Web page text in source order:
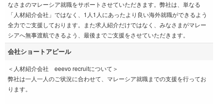
なさまのマレーシア就職をサポートさせていただきます。弊社は、単なる
「人材紹介会社」ではなく、1人1人にあったより良い海外就職ができるよう
全力でご支援しております。また求人紹介だけではなく、みなさまがマレー
シアへ無事渡航できるよう、最後までご支援をさせていただきます。
会社ショートアピール
＜人材紹介会社 eeevo recruitについて＞
弊社は一人一人のご状況に合わせて、マレーシア就職までの支援を行ってお
ります。